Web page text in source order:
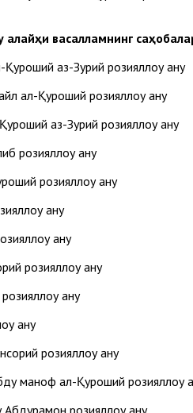
алайҳи васалламнинг
аз-Зуҳрий розияллоҳу анҳу
ал-Қуроший розияллоҳу анҳу
аз-Зуҳрий розияллоҳу анҳу
розияллоҳу анҳу
розияллоҳу анҳу
анҳу
анҳу
розияллоҳу анҳу
анҳу
анҳу
розияллоҳу анҳу
маноф ал-Қуроший розияллоҳу
розияллоҳу анҳу